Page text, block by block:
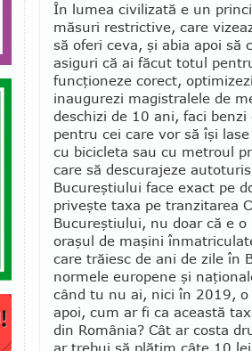
În lumea civilizată e un
măsuri restrictive, care
să oferi ceva, şi abia apoi
asiguri că ai făcut totul
funcţioneze corect,
inaugurezi ma­­gistralele de
deschizi de 10 ani, faci
pentru cei care vor să îşi
cu bicicleta sau cu metroul
care să descurajeze
Bucureştiului face exact pe
priveşte taxa pe tranzitarea
Bucureş­tiului, nu doar că e
oraşul de maşini
care trăiesc de ani de zile în
normele europene şi
când tu nu ai, nici în 2019,
apoi, cum ar fi ca această
din România? Cât ar costa
ar trebui să plătim câte 10